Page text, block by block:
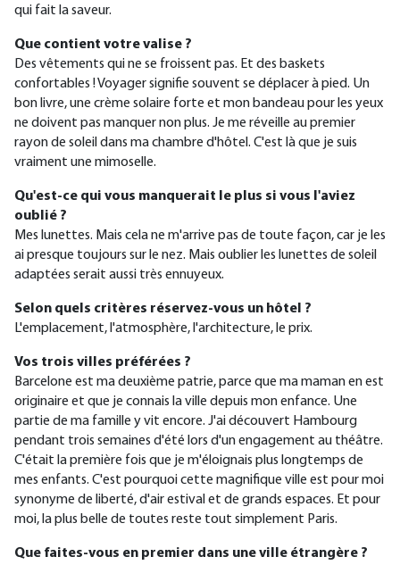
qui fait la saveur.
Que contient votre valise ?
Des vêtements qui ne se froissent pas. Et des baskets
confortables ! Voyager signifie souvent se déplacer à pied. Un
bon livre, une crème solaire forte et mon bandeau pour les yeux
ne doivent pas manquer non plus. Je me réveille au premier
rayon de soleil dans ma chambre d'hôtel. C'est là que je suis
vraiment une mimoselle.
Qu'est-ce qui vous manquerait le plus si vous l'aviez
oublié ?
Mes lunettes. Mais cela ne m'arrive pas de toute façon, car je les
ai presque toujours sur le nez. Mais oublier les lunettes de soleil
adaptées serait aussi très ennuyeux.
Selon quels critères réservez-vous un hôtel ?
L'emplacement, l'atmosphère, l'architecture, le prix.
Vos trois villes préférées ?
Barcelone est ma deuxième patrie, parce que ma maman en est
originaire et que je connais la ville depuis mon enfance. Une
partie de ma famille y vit encore. J'ai découvert Hambourg
pendant trois semaines d'été lors d'un engagement au théâtre.
C'était la première fois que je m'éloignais plus longtemps de
mes enfants. C'est pourquoi cette magnifique ville est pour moi
synonyme de liberté, d'air estival et de grands espaces. Et pour
moi, la plus belle de toutes reste tout simplement Paris.
Que faites-vous en premier dans une ville étrangère ?